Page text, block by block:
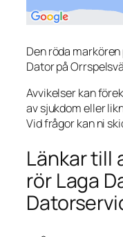
Den röda
Dator på
Avvikelser kan
av sjukdom eller
Vid frågor kan ni
Länkar till
rör Laga